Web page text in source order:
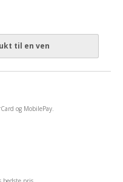
til en ven
og MobilePay.